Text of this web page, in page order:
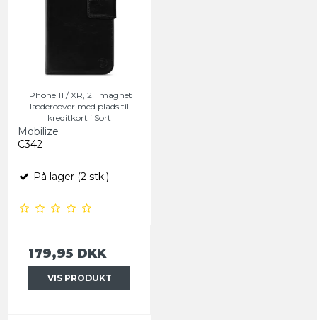
iPhone 11 / XR, 2i1 magnet
lædercover med plads til
kreditkort i Sort
Mobilize
C342
På lager (2 stk.)
179,95 DKK
VIS PRODUKT